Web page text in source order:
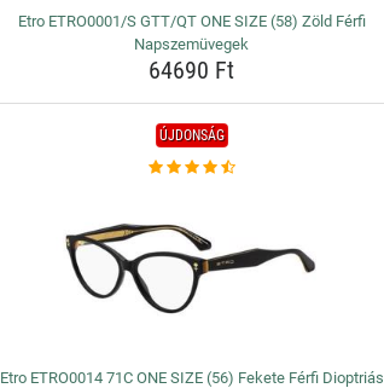
Etro ETRO0001/S GTT/QT ONE SIZE (58) Zöld Férfi
Napszemüvegek
64690 Ft
ÚJDONSÁG
Etro ETRO0014 71C ONE SIZE (56) Fekete Férfi Dioptriás